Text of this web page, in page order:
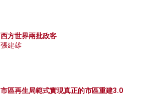
西方世界兩批政客
張建雄
市區再生局範式實現真正的市區重建3.0